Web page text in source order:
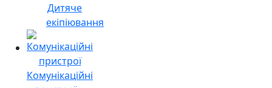
Дитяче
екіпіювання
Комунікаційні